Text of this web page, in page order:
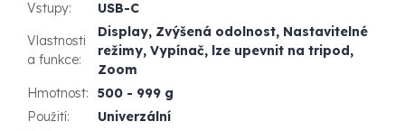
Vstupy:
USB-C
Vlastnosti
a funkce:
Display, Zvýšená odolnost, Nastavitelné
režimy, Vypínač, lze upevnit na tripod ,
Zoom
Hmotnost:
500 - 999 g
Použití:
Univerzální